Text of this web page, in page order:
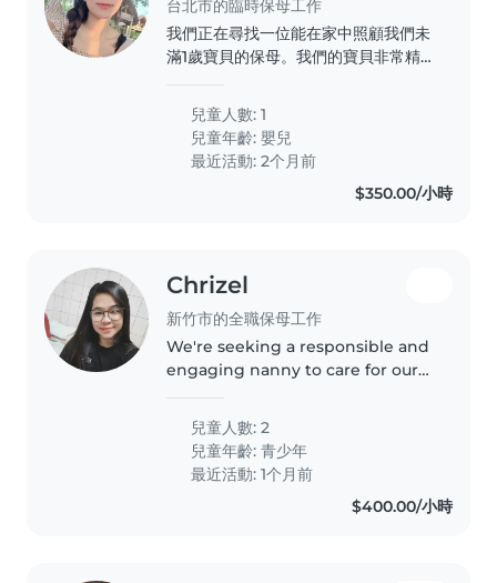
台北市的臨時保母工作
我們正在尋找一位能在家中照顧我們未
滿1歲寶貝的保母。我們的寶貝非常精
照顧內容與方式 - 協助寶寶餵奶、副食
品、勤換尿布、水洗屁屁、清洗寶寶用
品 - 不使用3C產品與零食育兒,陪伴寶
寶遊戲、閱讀、促進感官刺激、建立社
交互動與生活常規,適齡適性教導 - 每日
兒童人數: 1
兒童年齡:嬰兒
最近活動: 2个月前
$350.00/小時
Chrizel
新竹市的全職保母工作
We're seeking a responsible and
engaging nanny to care for our
sons are sporty, friendly, and full
of energy, so someone who
enjoys outdoor activities..
兒童人數: 2
兒童年齡:青少年
最近活動: 1个月前
$400.00/小時